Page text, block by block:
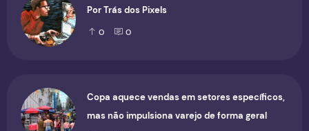
Por Trás dos Pixels
0 0
Copa aquece vendas em setores específicos,
mas não impulsiona varejo de forma geral